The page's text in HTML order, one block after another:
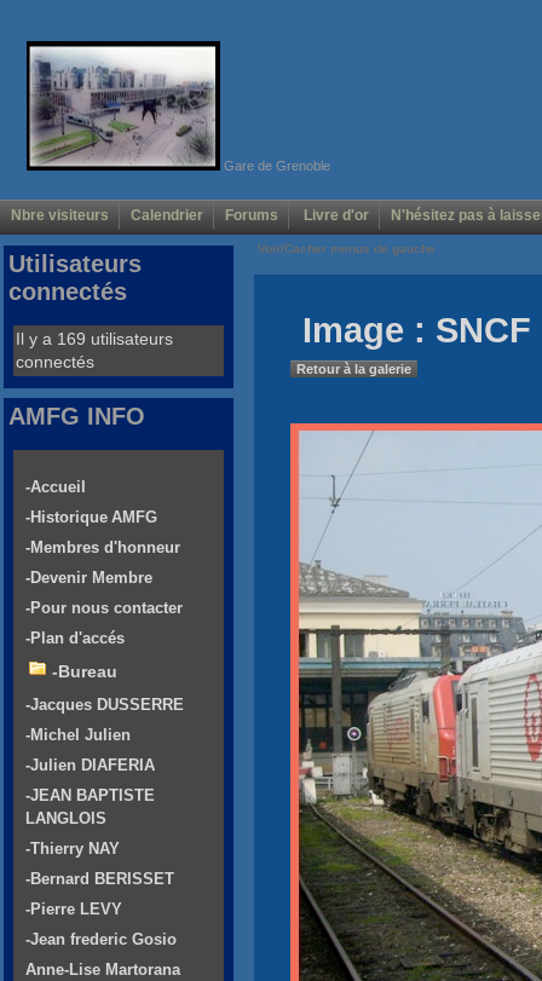
Gare de Grenoble
Nbre visiteurs Calendrier Forums Livre d'or N'hésitez pas à
Voir/Cacher menus de gauche
Image :
Retour à la galerie
Utilisateurs
connectés
Il y a 169 utilisateurs
connectés
AMFG INFO
-Accueil
-Historique AMFG
-Membres d'honneur
-Devenir Membre
-Pour nous contacter
-Plan d'accés
-Bureau
-Jacques DUSSERRE
-Michel Julien
-Julien DIAFERIA
-JEAN BAPTISTE
LANGLOIS
-Thierry NAY
-Bernard BERISSET
-Pierre LEVY
-Jean frederic Gosio
Anne-Lise Martorana